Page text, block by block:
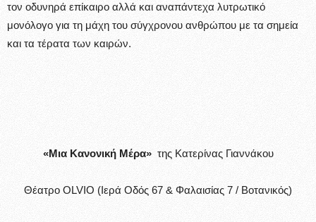
τον οδυνηρά επίκαιρο αλλά και αναπάντεχα λυτρωτικό
μονόλογο για τη μάχη του σύγχρονου ανθρώπου με τα σημεία
και τα τέρατα των καιρών.
«Μια Κανονική Μέρα»της Κατερίνας Γιαννάκου
Θέατρο OLVIO (Ιερά Οδός 67 & Φαλαισίας 7 / Βοτανικός)